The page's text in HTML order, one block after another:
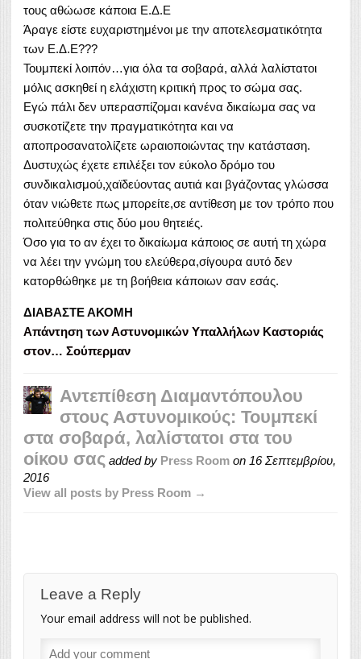
τους αθώωσε κάποια Ε.Δ.Ε
Άραγε είστε ευχαριστημένοι με την αποτελεσματικότητα
των Ε.Δ.Ε???
Τουμπεκί λοιπόν…για όλα τα σοβαρά, αλλά λαλίστατοι
μόλις ασκηθεί η ελάχιστη κριτική προς το σώμα σας.
Εγώ πάλι δεν υπερασπίζομαι κανένα δικαίωμα σας να
συσκοτίζετε την πραγματικότητα και να
αποπροσανατολίζετε ωραιοποιώντας την κατάσταση.
Δυστυχώς έχετε επιλέξει τον εύκολο δρόμο του
συνδικαλισμού,χαϊδεύοντας αυτιά και βγάζοντας γλώσσα
όταν νιώθετε πως μπορείτε,σε αντίθεση με τον τρόπο που
πολιτεύθηκα στις δύο μου θητειές.
Όσο για το αν έχει το δικαίωμα κάποιος σε αυτή τη χώρα
να λέει την γνώμη του ελεύθερα,σίγουρα αυτό δεν
κατορθώθηκε με τη βοήθεια κάποιων σαν εσάς.
ΔΙΑΒΑΣΤΕ ΑΚΟΜΗ
Απάντηση των Αστυνομικών Υπαλλήλων Καστοριάς
στον… Σούπερμαν
Αντεπίθεση Διαμαντόπουλου
στους Αστυνομικούς: Τουμπεκί
στα σοβαρά, λαλίστατοι στα του
οίκου σας added by Press Room on 16 Σεπτεμβρίου,
2016
View all posts by Press Room →
Leave a Reply
Your email address will not be published.